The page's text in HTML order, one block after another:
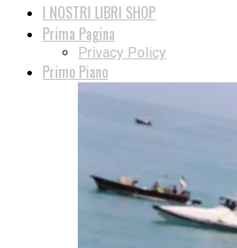
I NOSTRI LIBRI SHOP
Prima Pagina
Privacy Policy
Primo Piano